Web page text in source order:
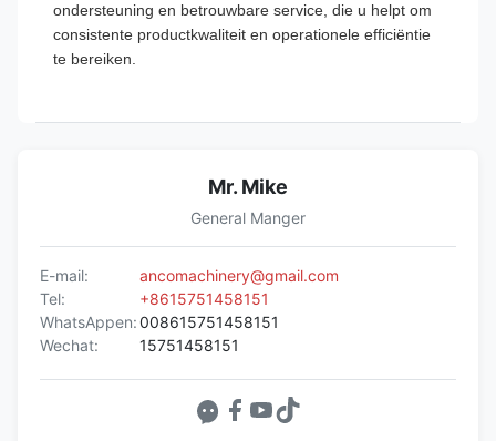
ondersteuning en betrouwbare service, die u helpt om
consistente productkwaliteit en operationele efficiëntie
te bereiken.
Mr. Mike
General Manger
E-mail:
ancomachinery@gmail.com
Tel:
+8615751458151
WhatsAppen:008615751458151
Wechat:
15751458151